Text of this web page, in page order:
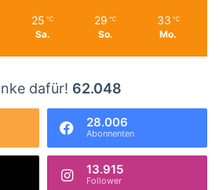
25 ℃
Sa.
29 ℃
So.
33 ℃
Mo.
dafür! 62.048
28.006
Abonnenten
13.915
Follower